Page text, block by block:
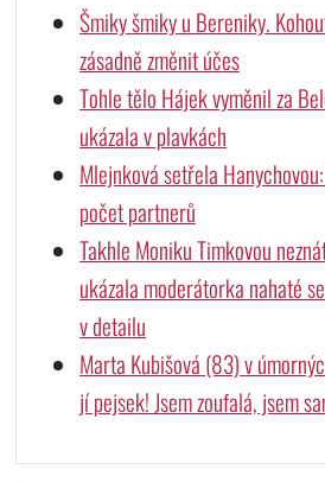
Šmiky šmiky u Bereniky.
zásadně změnit účes
Tohle tělo Hájek vyměnil za
ukázala v plavkách
Mlejnková setřela
počet partnerů
Takhle Moniku Timkovou
ukázala moderátorka nahaté
v detailu
Marta Kubišová (83) v
jí pejsek! Jsem zoufalá, jsem